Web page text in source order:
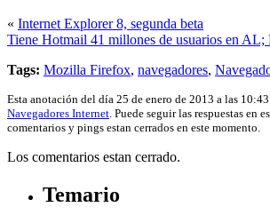
« Internet Explorer 8, segunda beta
Tiene Hotmail 41 millones de usuarios en AL;
Tags: Mozilla Firefox, navegadores,
Esta anotación del día 25 de enero de 2013 a las
Navegadores Internet . Puede seguir las respuestas en
comentarios y pings estan cerrados en este momento.
Los comentarios estan cerrado.
Temario